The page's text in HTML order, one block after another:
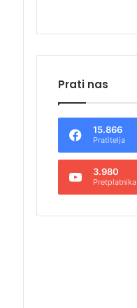
Prati nas
15.866
Pratitelja
3.980
Pretplatnika